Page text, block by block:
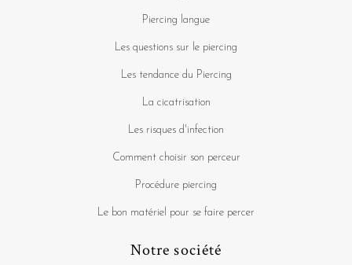
Piercing langue
Les questions sur le piercing
Les tendance du Piercing
La cicatrisation
Les risques d'infection
Comment choisir son perceur
Procédure piercing
Le bon matériel pour se faire percer
Notre société